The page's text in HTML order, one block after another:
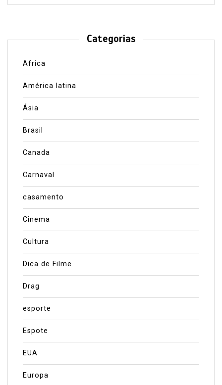
Categorias
Africa
América latina
Ásia
Brasil
Canada
Carnaval
casamento
Cinema
Cultura
Dica de Filme
Drag
esporte
Espote
EUA
Europa